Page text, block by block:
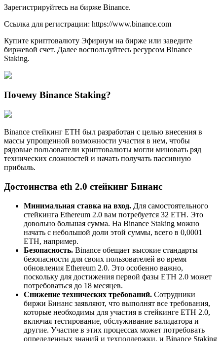
Зарегистрируйтесь на бирже Binance.
Ссылка для регистрации: https://www.binance.com
Купите криптовалюту Эфириум на бирже или заведите
биржевой счет. Далее воспользуйтесь ресурсом Binance
Staking.
Почему Binance Staking?
Binance стейкинг ETH был разработан с целью внесения в
массы упрощенной возможности участия в нем, чтобы
рядовые пользователи криптовалюты могли миновать ряд
технических сложностей и начать получать пассивную
прибыль.
Достоинства eth 2.0 стейкинг Бинанс
Минимальная ставка на вход. Для самостоятельного
стейкинга Ethereum 2.0 вам потребуется 32 ETH. Это
довольно большая сумма. На Binance Staking можно
начать с небольшой доли этой суммы, всего в 0,0001
ETH, например.
Безопасность. Binance обещает высокие стандарты
безопасности для своих пользователей во время
обновления Ethereum 2.0. Это особенно важно,
поскольку для достижения первой фазы ETH 2.0 может
потребоваться до 18 месяцев.
Снижение технических требований. Сотрудники
биржи Бинанс заявляют, что выполнят все требования,
которые необходимы для участия в стейкинге ETH 2.0,
включая тестирование, обслуживание валидатора и
другие. Участие в этих процессах может потребовать
определенных знаний и техподдержки, и Binance Staking